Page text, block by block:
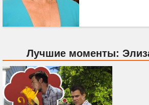
Лучшие моменты: